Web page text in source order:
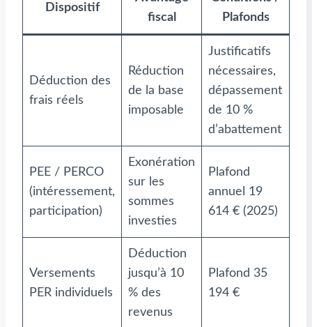
Dispositif
fiscal
Plafonds
Déduction des
frais réels
Réduction
de la base
imposable
Justificatifs
nécessaires,
dépassement
de 10 %
d’abattement
PEE / PERCO
(intéressement,
participation)
Exonération
sur les
sommes
investies
Plafond
annuel 19
614 € (2025)
Versements
PER individuels
Déduction
jusqu’à 10
% des
revenus
Plafond 35
194 €